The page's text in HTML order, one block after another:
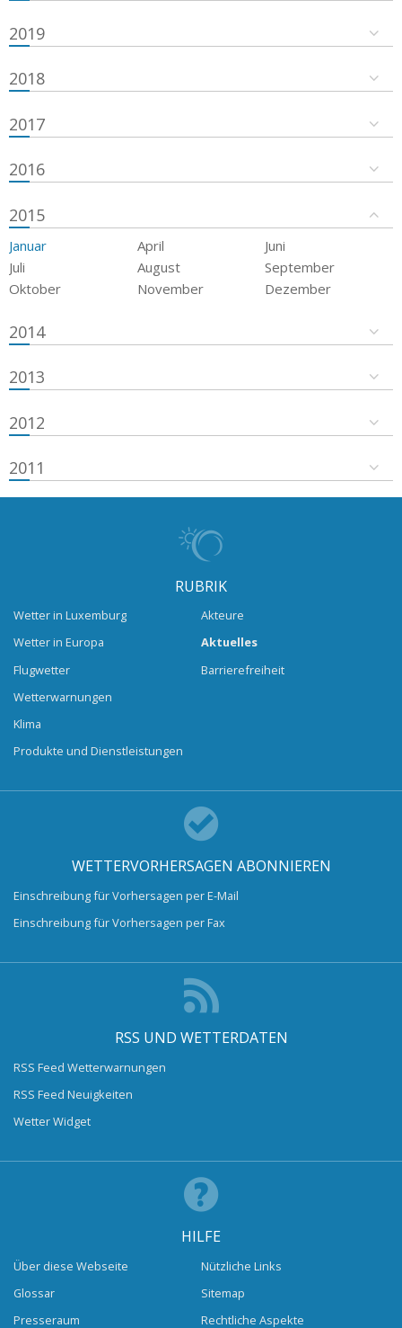
2019
2018
2017
2016
2015
Januar April
Juni
Juli
August
September
Oktober
November Dezember
2014
2013
2012
2011
RUBRIK
Wetter in Luxemburg
Wetter in Europa
Flugwetter
Wetterwarnungen
Klima
Produkte und Dienstleistungen
Akteure
Aktuelles
Barrierefreiheit
WETTERVORHERSAGEN ABONNIEREN
Einschreibung für Vorhersagen per E-Mail
Einschreibung für Vorhersagen per Fax
RSS UND WETTERDATEN
RSS Feed Wetterwarnungen
RSS Feed Neuigkeiten
Wetter Widget
HILFE
Über diese Webseite
Glossar
Presseraum
Nützliche Links
Sitemap
Rechtliche Aspekte